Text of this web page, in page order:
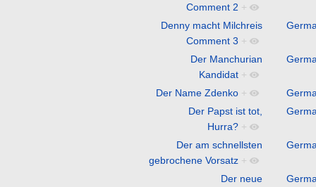
Comment 2 +
Denny macht Milchreis
Comment 3 +
Der Manchurian
Kandidat +
Der Name Zdenko +
Der Papst ist tot,
Hurra? +
Der am schnellsten
gebrochene Vorsatz +
Der neue